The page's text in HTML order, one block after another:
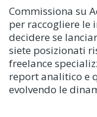
Commissiona su
per raccogliere le
decidere se
siete posizionati
freelance
report analitico e
evolvendo le